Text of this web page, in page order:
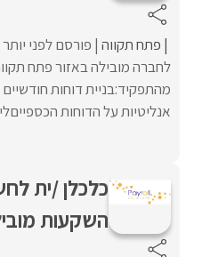
פתח תקווה פורסם לפני
לחברה מובילה באזור פתח
מהתפקיד:בניית דוחות
אנליטיות על הדוחות
כלכלן /ית
השקעות